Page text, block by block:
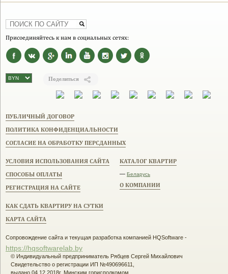
Присоединяйтесь к нам в социальных сетях:
Поделиться
ПУБЛИЧНЫЙ ДОГОВОР
ПОЛИТИКА КОНФИДЕНЦИАЛЬНОСТИ
СОГЛАСИЕ НА ОБРАБОТКУ ПЕРСДАННЫХ
УСЛОВИЯ ИСПОЛЬЗОВАНИЯ САЙТА
СПОСОБЫ ОПЛАТЫ
РЕГИСТРАЦИЯ НА САЙТЕ
КАТАЛОГ КВАРТИР
— Беларусь
О КОМПАНИИ
КАК СДАТЬ КВАРТИРУ НА СУТКИ
КАРТА САЙТА
Сопровождение сайта и текущая разработка компанией HQSoftware -
https://hqsoftwarelab.by
© Индивидуальный предприниматель Рябцев Сергей Михайлович
Свидетельство о регистрации ИП №490696611,
выдано 04.12.2018г. Минским горисполкомом